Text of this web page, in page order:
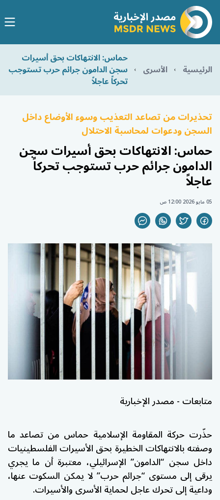
الرئيسية الأسرى
حماس: الانتهاكات بحق أسيرات
سجن الدامون جرائم حرب تستوجب
تحركاً عاجلاً
تحذيرات من تصاعد التعذيب وسوء الأوضاع داخل
السجن ودعوات لمحاسبة الاحتلال
حماس: الانتهاكات بحق أسيرات سجن
الدامون جرائم حرب تستوجب تحركاً
عاجلاً
05 مايو 2026 12:00 ص
متابعات - مصدر الإخبارية
حذّرت حركة المقاومة الإسلامية حماس من تصاعد ما
وصفته بالانتهاكات الخطيرة بحق الأسيرات الفلسطينيات
داخل سجن “الدامون” الإسرائيلي، معتبرة أن ما يجري
يرقى إلى مستوى “جرائم حرب” لا يمكن السكوت عنها،
وداعية إلى تحرك عاجل لحماية الأسرى والأسيرات.